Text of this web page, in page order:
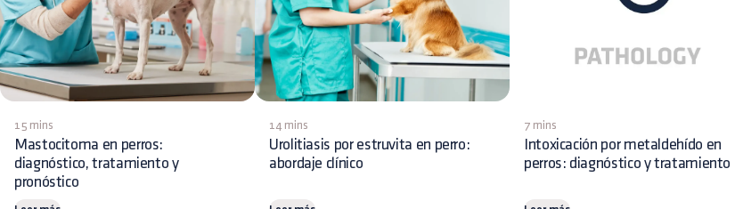
15 mins
Mastocitoma en perros:
diagnóstico, tratamiento y
pronóstico
14 mins
Urolitiasis por estruvita en perro:
abordaje clínico
7 mins
Intoxicación por metaldehído en
perros: diagnóstico y tratamiento